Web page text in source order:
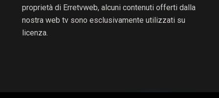
proprietà di Erretvweb, alcuni contenuti offerti dalla
nostra web tv sono esclusivamente utilizzati su
licenza.